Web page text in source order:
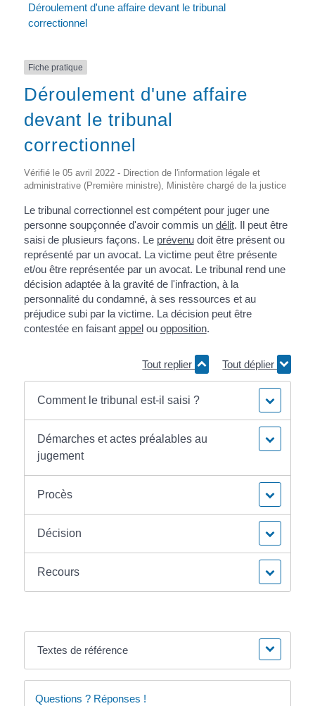
Déroulement d'une affaire devant le tribunal
correctionnel
Fiche pratique
Déroulement d'une affaire
devant le tribunal
correctionnel
Vérifié le 05 avril 2022 - Direction de l'information légale et
administrative (Première ministre), Ministère chargé de la justice
Le tribunal correctionnel est compétent pour juger une
personne soupçonnée d'avoir commis un délit. Il peut être
saisi de plusieurs façons. Le prévenudoit être présent ou
représenté par un avocat. La victime peut être présente
et/ou être représentée par un avocat. Le tribunal rend une
décision adaptée à la gravité de l'infraction, à la
personnalité du condamné, à ses ressources et au
préjudice subi par la victime. La décision peut être
contestée en faisant appelou opposition.
Tout replier Tout déplier
Comment le tribunal est-il saisi ?
Démarches et actes préalables au
jugement
Procès
Décision
Recours
Textes de référence
Questions ? Réponses !